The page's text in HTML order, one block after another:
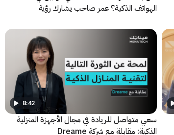
الهواتف الذكية؟ عمر صاحب يشارك رؤية
8:42
سعي متواصل للريادة في مجال الأجهزة المنزلية
الذكية: مقابلة مع شركة Dreame